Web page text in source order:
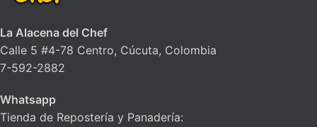
La Alacena del Chef
Calle 5 #4-78 Centro, Cúcuta, Colombia
7-592-2882
Whatsapp
Tienda de Repostería y Panadería: